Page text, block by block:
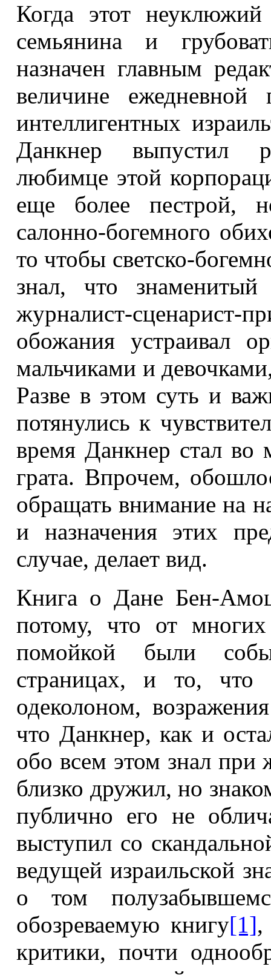
Когда этот
семьянина и
назначен главным
величине ежедневной
интеллигентных
Данкнер выпустил
любимце этой
еще более пестрой,
салонно-богемного
то чтобы светско-
знал, что
журналист-сценарист-
обожания устраивал
мальчиками и
Разве в этом суть и
потянулись к
время Данкнер стал во
грата. Впрочем,
обращать внимание на
и назначения этих
случае, делает вид.
Книга о Дане Бен-
потому, что от
помойкой были
страницах, и то, что
одеколоном,
что Данкнер, как и
обо всем этом знал при
близко дружил, но
публично его не
выступил со
ведущей израильской
о том
обозреваемую книгу[1],
критики, почти